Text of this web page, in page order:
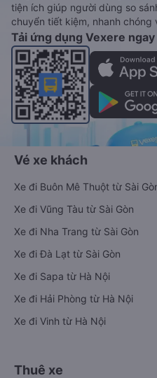
tiện ích giúp người dùng so
chuyển tiết kiệm, nhanh chóng
Tải ứng dụng Vexere ngay
Vé xe khách
Xe đi Buôn Mê Thuột từ Sài
Xe đi Vũng Tàu từ Sài Gòn
Xe đi Nha Trang từ Sài Gòn
Xe đi Đà Lạt từ Sài Gòn
Xe đi Sapa từ Hà Nội
Xe đi Hải Phòng từ Hà Nội
Xe đi Vinh từ Hà Nội
Thuê xe